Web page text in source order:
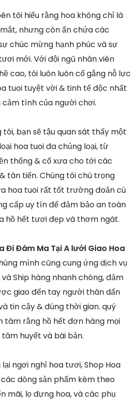
tôi hiểu rằng hoa không chỉ là
mắt, nhưng còn ẩn chứa các
chúc mừng hạnh phúc và sự
mới. Với đội ngũ nhân viên
cao, tôi luôn luôn cố gắng nỗ lực
tuoi tuyệt vời & tinh tế độc nhất
tình của người chơi.
tôi, bạn sẽ tậu quan sát thấy một
hoa tuoi đa chủng loại, từ
thống & cổ xưa cho tới các
tân tiến. Chúng tôi chú trọng
hoa tuoi rất tốt trường đoản cú
cấp uy tín để đảm bảo an toàn
hồ hết tươi đẹp và thơm ngát.
Đi Đám Ma Tại A lưới Giao Hoa
mình cũng cung ứng dịch vụ
Ship hàng nhanh chóng, đảm
giao đến tay người thân dấn
tin cậy & đúng thời gian. quý
tâm rằng hồ hết đơn hàng mọi
huyết và bài bản.
ngơi nghỉ hoa tươi, Shop Hoa
dòng sản phẩm kèm theo
mãi, lọ đựng hoa, và các phụ